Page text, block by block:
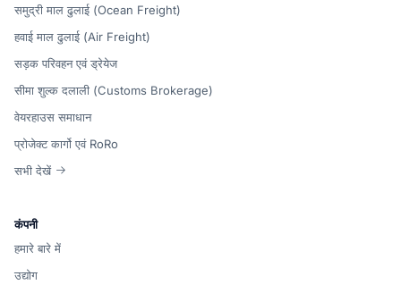
समुद्री माल ढुलाई (Ocean Freight)
हवाई माल ढुलाई (Air Freight)
सड़क परिवहन एवं ड्रेयेज
सीमा शुल्क दलाली (Customs Brokerage)
वेयरहाउस समाधान
प्रोजेक्ट कार्गो एवं RoRo
सभी देखें
कंपनी
हमारे बारे में
उद्योग